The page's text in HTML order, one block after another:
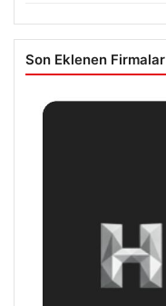
Son Eklenen Firmalar